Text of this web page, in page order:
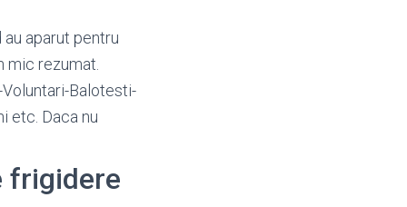
aparut pentru
mic rezumat.
Balotesti-
etc. Daca nu
frigidere